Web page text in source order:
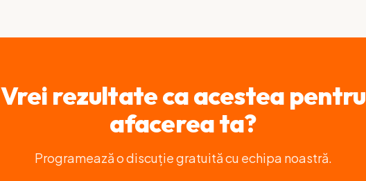
Vrei rezultate ca acestea pentru
afacerea ta?
Programează o discuție gratuită cu echipa noastră.